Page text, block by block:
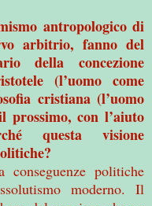
antropologico di
arbitrio, fanno del
della concezione
(l’uomo come
cristiana (l’uomo
prossimo, con l’aiuto
questa visione
conseguenze politiche
moderno. Il